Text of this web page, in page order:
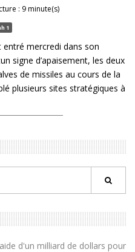
: 9 minute(s)
1
entré mercredi dans son
signe d’apaisement, les deux
de missiles au cours de la
plusieurs sites stratégiques à
d'un milliard de dollars pour